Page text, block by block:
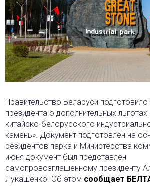
Правительство Беларуси
президента о дополнительных
китайско-белорусского
камень». Документ подготовлен на
резидентов парка и Министерства
июня документ был представлен
самопровозглашенному президенту
Лукашенко. Об этом сообщает